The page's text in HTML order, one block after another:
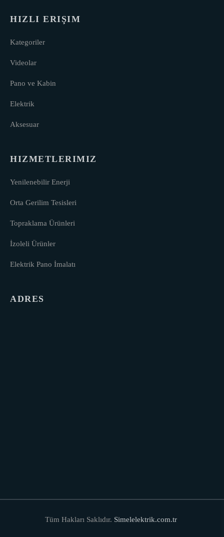
HIZLI ERIŞIM
Kategoriler
Videolar
Pano ve Kabin
Elektrik
Aksesuar
HIZMETLERIMIZ
Yenilenebilir Enerji
Orta Gerilim Tesisleri
Topraklama Ürünleri
İzoleli Ürünler
Elektrik Pano İmalatı
ADRES
Tüm Hakları Saklıdır. Simelelektrik.com.tr